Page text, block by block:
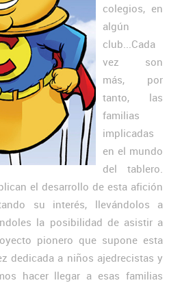
colegios, en
algún
club...Cada
vez son
más, por
tanto, las
familias
implicadas
en el mundo
del tablero.
el desarrollo de esta afición
su interés, llevándolos a
la posibilidad de asistir a
pionero que supone esta
dedicada a niños ajedrecistas y
hacer llegar a esas familias